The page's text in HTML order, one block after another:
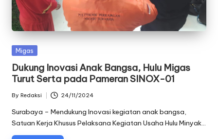
Posted
Migas
Dukung Inovasi Anak Bangsa, Hulu Migas
Turut Serta pada Pameran SINOX-01
Posted
by
By Redaksi 24/11/2024
Surabaya – Mendukung Inovasi kegiatan anak bangsa,
Satuan Kerja Khusus Pelaksana Kegiatan Usaha Hulu Minyak…